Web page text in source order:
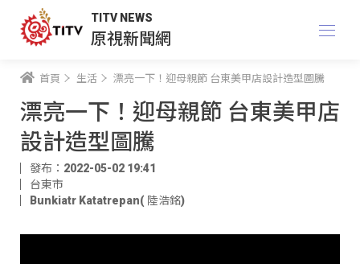
TITV NEWS
原視新聞網
首頁 生活 漂亮一下！迎母親節 台東美甲店設計造型圖騰
漂亮一下！迎母親節 台東美甲店
設計造型圖騰
發布：2022-05-02 19:41
台東市
Bunkiatr Katatrepan( 陸浩銘)